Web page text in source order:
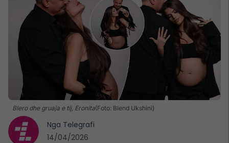
Blero dhe gruaja e tij, Eronita(Foto: Blend Ukshini)
Nga Telegrafi
14/04/2026